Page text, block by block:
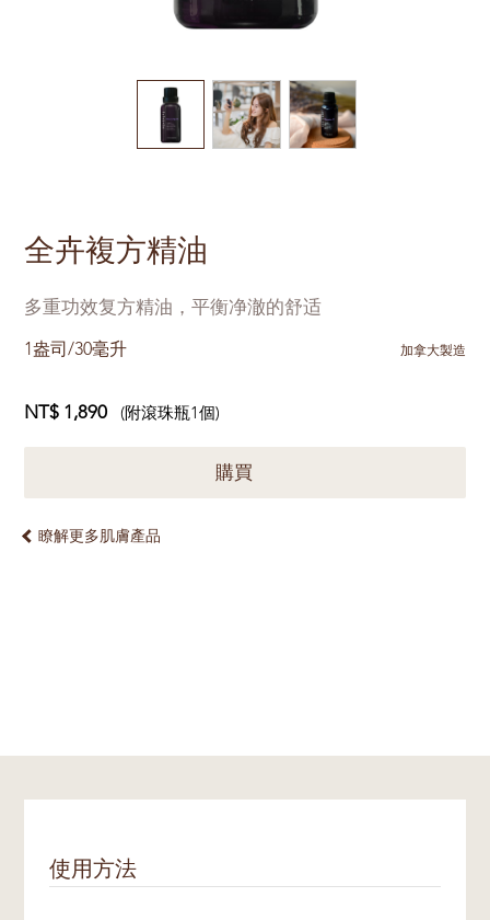
全卉複方精油
多重功效复方精油，平衡净澈的舒适
1盎司/30毫升 加拿大製造
NT$ 1,890 (附滾珠瓶1個)
購買
瞭解更多肌膚產品
使用方法